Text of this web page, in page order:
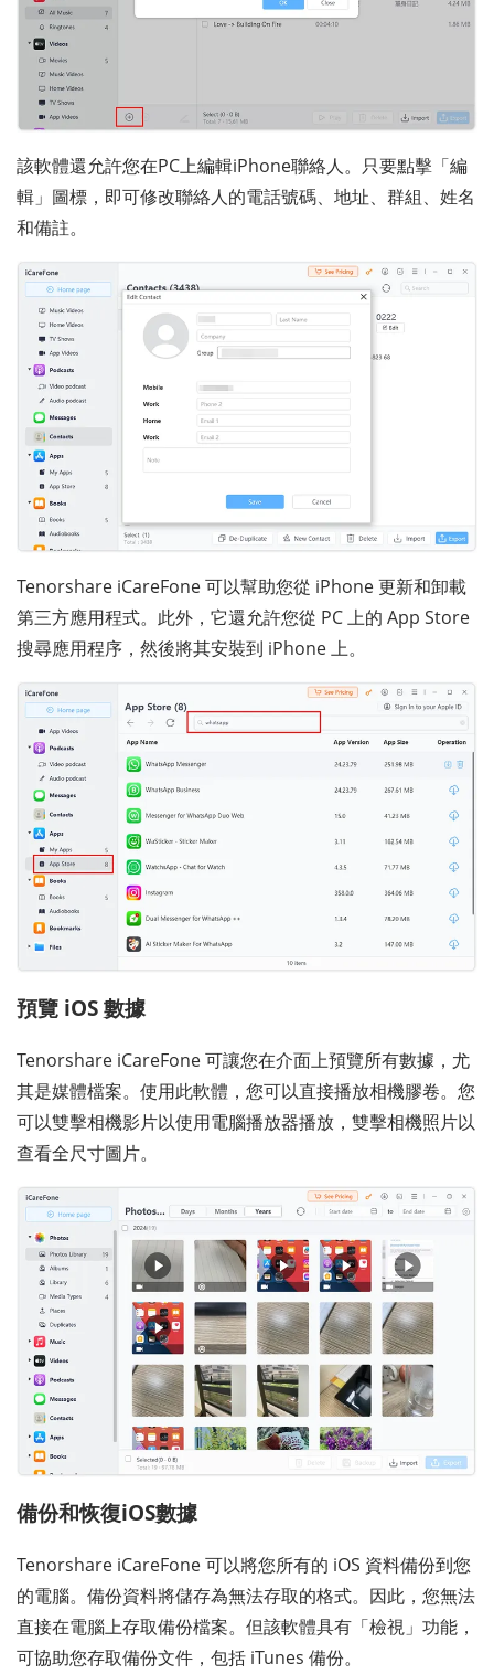
該軟體還允許您在PC上編輯iPhone聯絡人。只要點擊「編
輯」圖標，即可修改聯絡人的電話號碼、地址、群組、姓名
和備註。
Tenorshare iCareFone 可以幫助您從 iPhone 更新和卸載
第三方應用程式。此外，它還允許您從 PC 上的 App Store
搜尋應用程序，然後將其安裝到 iPhone 上。
預覽 iOS 數據
Tenorshare iCareFone 可讓您在介面上預覽所有數據，尤
其是媒體檔案。使用此軟體，您可以直接播放相機膠卷。您
可以雙擊相機影片以使用電腦播放器播放，雙擊相機照片以
查看全尺寸圖片。
備份和恢復iOS數據
Tenorshare iCareFone 可以將您所有的 iOS 資料備份到您
的電腦。備份資料將儲存為無法存取的格式。因此，您無法
直接在電腦上存取備份檔案。但該軟體具有「檢視」功能，
可協助您存取備份文件，包括 iTunes 備份。